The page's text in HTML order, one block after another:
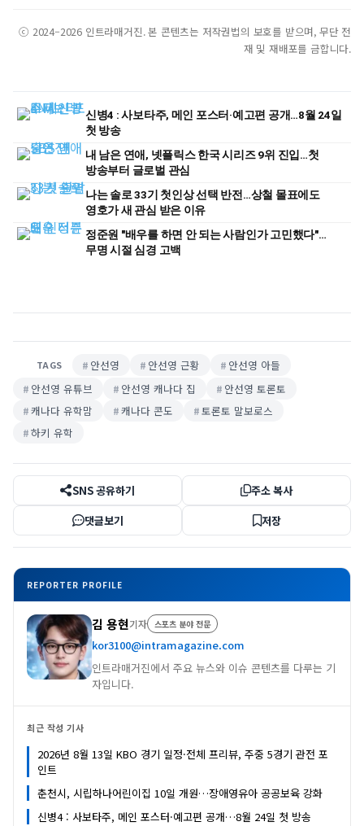
ⓒ 2024–2026 인트라매거진. 본 콘텐츠는 저작권법의 보호를 받으며, 무단 전
재 및 재배포를 금합니다.
신병4 : 사보타주, 메인 포스터·예고편 공개…8월 24일
첫 방송
내 남은 연애, 넷플릭스 한국 시리즈 9위 진입…첫
방송부터 글로벌 관심
나는 솔로 33기 첫인상 선택 반전…상철 몰표에도
영호가 새 관심 받은 이유
정준원 "배우를 하면 안 되는 사람인가 고민했다"…
무명 시절 심경 고백
TAGS 안선영 안선영 근황
안선영 아들
안선영 유튜브
안선영 캐나다 집
안선영 토론토
캐나다 유학맘
캐나다 콘도
토론토 말보로스
하키 유학
SNS 공유하기
주소 복사
댓글보기
저장
REPORTER PROFILE
김 용현기자 스포츠 분야 전문
kor3100@intramagazine.com
인트라매거진에서 주요 뉴스와 이슈 콘텐츠를 다루는 기
자입니다.
최근 작성 기사
2026년 8월 13일 KBO 경기 일정·전체 프리뷰, 주중 5경기 관전 포
인트
춘천시, 시립하나어린이집 10일 개원…장애영유아 공공보육 강화
신병4 : 사보타주, 메인 포스터·예고편 공개…8월 24일 첫 방송